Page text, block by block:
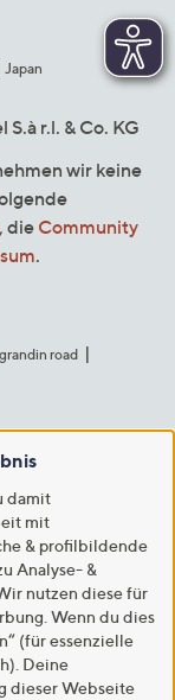
Japan
r.l. & Co. KG
wir keine
, die Community
.
grandin road
damit
mit
& profilbildende
Analyse- &
nutzen diese für
Wenn du dies
(für essenzielle
Deine
dieser Webseite